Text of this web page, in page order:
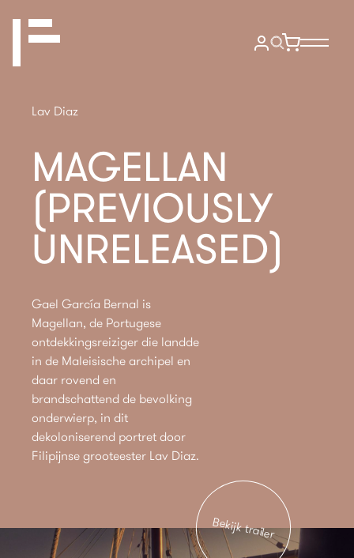
Lav Diaz
MAGELLAN
(PREVIOUSLY
UNRELEASED)
Gael García Bernal is
Magellan, de Portugese
ontdekkingsreiziger die landde
in de Maleisische archipel en
daar rovend en
brandschattend de bevolking
onderwierp, in dit
dekoloniserend portret door
Filipijnse grooteester Lav Diaz.
Bekijk trailer